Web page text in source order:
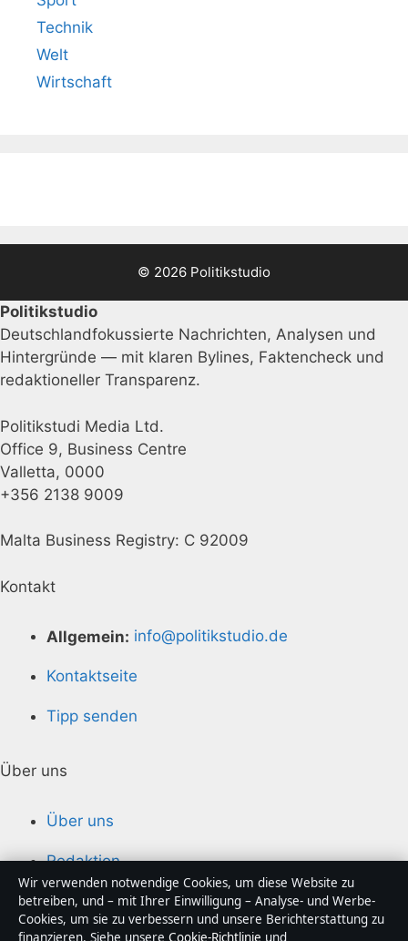
Technik
Welt
Wirtschaft
© 2026 Politikstudio
Politikstudio
Deutschlandfokussierte Nachrichten, Analysen und
Hintergründe — mit klaren Bylines, Faktencheck und
redaktioneller Transparenz.
Politikstudi Media Ltd.
Office 9, Business Centre
Valletta, 0000
+356 2138 9009
Malta Business Registry: C 92009
Kontakt
Allgemein: info@politikstudio.de
Kontaktseite
Tipp senden
Über uns
Über uns
Redaktion
Unsere Geschichte
Wir verwenden notwendige Cookies, um diese Website zu
betreiben, und – mit Ihrer Einwilligung – Analyse- und Werbe-
Cookies, um sie zu verbessern und unsere Berichterstattung zu
finanzieren. Siehe unsere Cookie-Richtlinie und